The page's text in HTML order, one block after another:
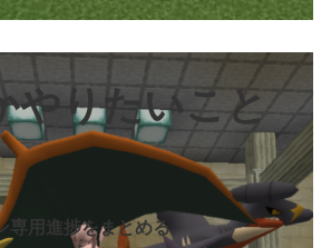
やりたいこと
専用進捗をまとめる